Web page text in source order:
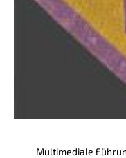
Multimediale